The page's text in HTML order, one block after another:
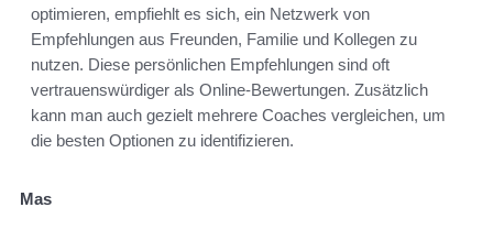
optimieren, empfiehlt es sich, ein Netzwerk von
Empfehlungen aus Freunden, Familie und Kollegen zu
nutzen. Diese persönlichen Empfehlungen sind oft
vertrauenswürdiger als Online-Bewertungen. Zusätzlich
kann man auch gezielt mehrere Coaches vergleichen, um
die besten Optionen zu identifizieren.
Mas